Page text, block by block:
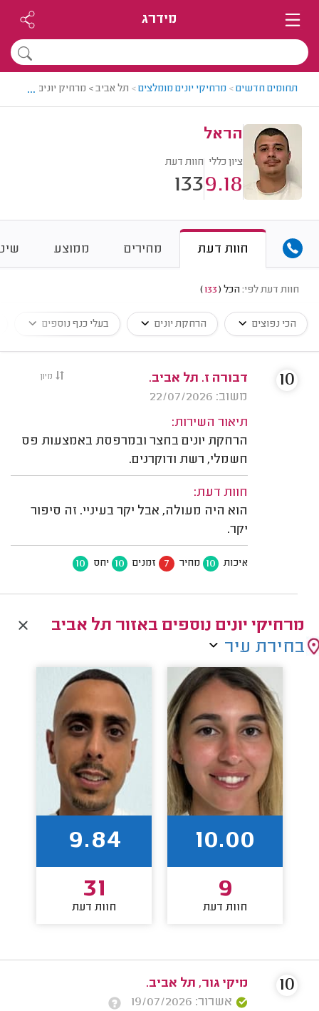
מידרג
תחומים חדשים> מרחיקי יונים מומלצים> תל אביב > מרחיק יונים מומלץ
...
הראל
ציון כללי
9.18
חוות דעת
133
חוות דעת מחירים ממוצע
חוות דעת לפי: הכל (
133
)
הכי נפוצים הרחקת יונים בעלי כנף נוספים
מיון
דבורה ז. תל אביב.
משוב: 22/07/2026
תיאור השירות:
הרחקת יונים בחצר ובמרפסת באמצעות פס
חשמלי, רשת ודוקרנים.
חוות דעת:
הוא היה מעולה, אבל יקר בעיניי. זה סיפור
יקר.
איכות 10 מחיר 7 זמנים 10 יחס 10
10
מרחיקי יונים נוספים באזור תל אביב
בחירת עיר
10.00
9
חוות דעת
9.84
31
חוות דעת
מיקי גור, תל אביב.
אשרור: 19/07/2026
10